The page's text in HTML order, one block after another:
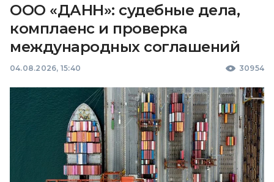
ООО «ДАНН»: судебные дела,
комплаенс и проверка
международных соглашений
04.08.2026, 15:40 30954